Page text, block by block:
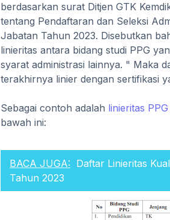
berdasarkan surat Ditjen GTK
tentang Pendaftaran dan Seleksi
Jabatan Tahun 2023. Disebutkan
linieritas antara bidang studi PPG
syarat administrasi lainnya. " Maka
terakhirnya linier dengan sertifikasi
Sebagai contoh adalah linieritas
bawah ini:
BACA JUGA: Daftar Linieritas
Tahun 2023